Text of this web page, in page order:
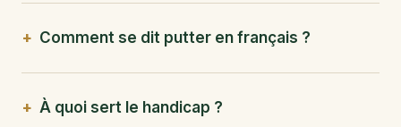
Comment se dit putter en français ?
À quoi sert le handicap ?